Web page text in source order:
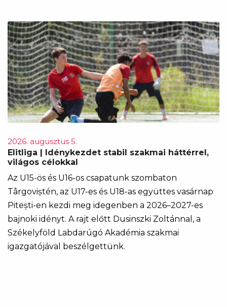
2026. augusztus 5.
Elitliga | Idénykezdet stabil szakmai háttérrel,
világos célokkal
Az U15-ös és U16-os csapatunk szombaton
Târgoviștén, az U17-es és U18-as együttes vasárnap
Pitești-en kezdi meg idegenben a 2026–2027-es
bajnoki idényt. A rajt előtt Dusinszki Zoltánnal, a
Székelyföld Labdarúgó Akadémia szakmai
igazgatójával beszélgettünk.